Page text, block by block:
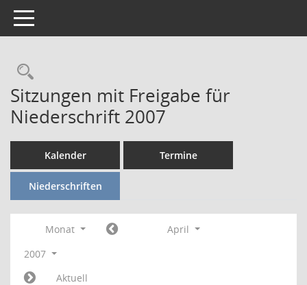
Toggle navigation
Rechercheauswahl
Sitzungen mit Freigabe für
Niederschrift 2007
Kalender Termine
Niederschriften
Monat
April
2007
Aktuell